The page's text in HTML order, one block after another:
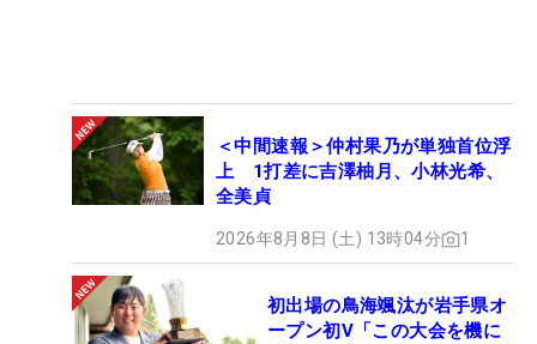
＜中間速報＞仲村果乃が単独首位浮
上 1打差に吉澤柚月、小林光希、
全美貞
2026年8月8日 (土) 13時04分 1
初出場の鳥海颯汰が岩手県オ
ープン初V「この大会を機に